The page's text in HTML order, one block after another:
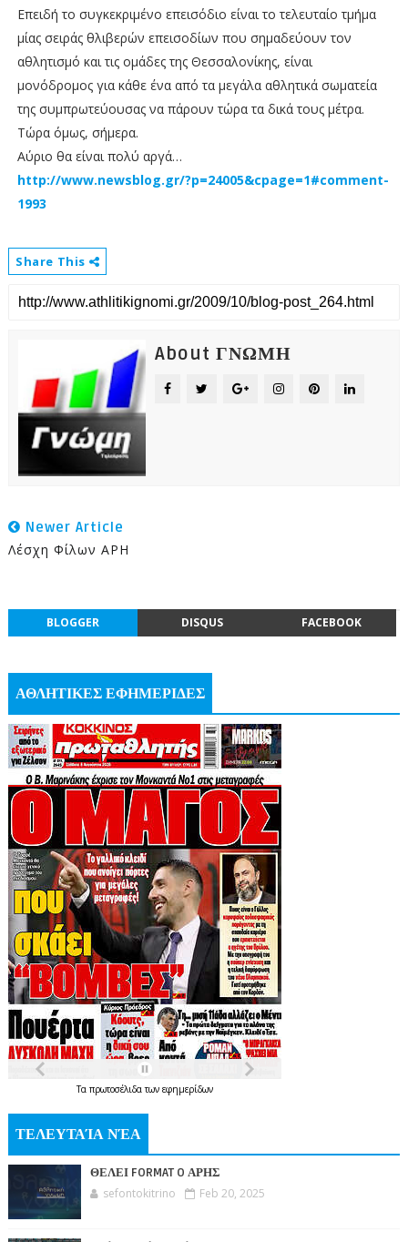
Επειδή το συγκεκριμένο επεισόδιο είναι το τελευταίο τμήμα
μίας σειράς θλιβερών επεισοδίων που σημαδεύουν τον
αθλητισμό και τις ομάδες της Θεσσαλονίκης, είναι
μονόδρομος για κάθε ένα από τα μεγάλα αθλητικά σωματεία
της συμπρωτεύουσας να πάρουν τώρα τα δικά τους μέτρα.
Τώρα όμως, σήμερα.
Αύριο θα είναι πολύ αργά…
http://www.newsblog.gr/?p=24005&cpage=1#comment-
1993
Share This
About ΓΝΩΜΗ
Newer Article
Λέσχη Φίλων ΑΡΗ
BLOGGER DISQUS FACEBOOK
ΑΘΛΗΤΙΚΕΣ ΕΦΗΜΕΡΙΔΕΣ
Τα πρωτοσέλιδατων εφημερίδων
ΤΕΛΕΥΤΑΊΑ ΝΈΑ
ΘΕΛΕΙ FORMAT O ΑΡΗΣ
sefontokitrino Feb 20, 2025